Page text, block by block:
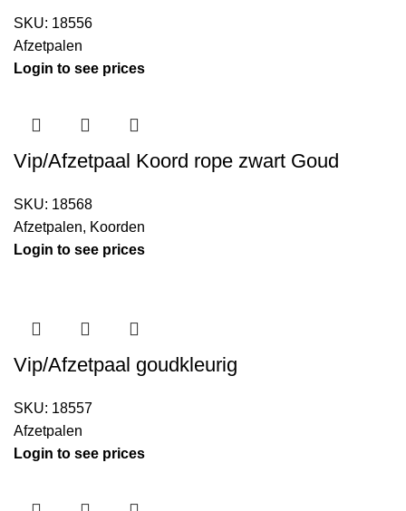
SKU: 18556
Afzetpalen
Login to see prices
Vip/Afzetpaal Koord rope zwart Goud
SKU: 18568
Afzetpalen, Koorden
Login to see prices
Vip/Afzetpaal goudkleurig
SKU: 18557
Afzetpalen
Login to see prices